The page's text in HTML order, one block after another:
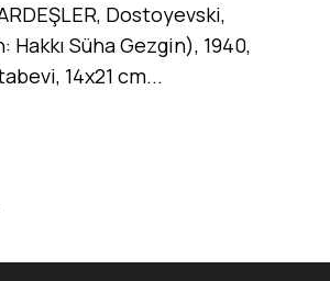
Dostoyevski,
Süha Gezgin), 1940,
14x21 cm...